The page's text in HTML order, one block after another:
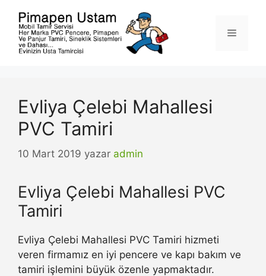
Menü
Evliya Çelebi Mahallesi
PVC Tamiri
10 Mart 2019 yazar admin
Evliya Çelebi Mahallesi PVC
Tamiri
Evliya Çelebi Mahallesi PVC Tamiri hizmeti
veren firmamız en iyi pencere ve kapı bakım ve
tamiri işlemini büyük özenle yapmaktadır.